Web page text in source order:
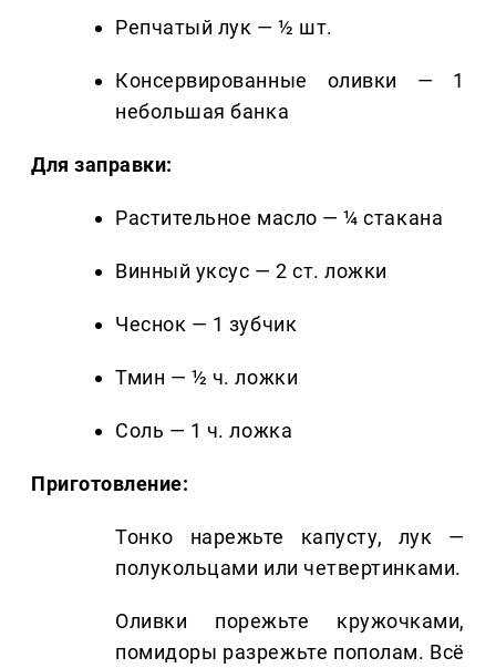
Репчатый лук — ½ шт.
Консервированные оливки — 1
небольшая банка
Для заправки:
Растительное масло — ¼ стакана
Винный уксус — 2 ст. ложки
Чеснок — 1 зубчик
Тмин — ½ ч. ложки
Соль — 1 ч. ложка
Приготовление:
Тонко нарежьте капусту, лук —
полукольцами или четвертинками.
Оливки порежьте кружочками,
помидоры разрежьте пополам. Всё